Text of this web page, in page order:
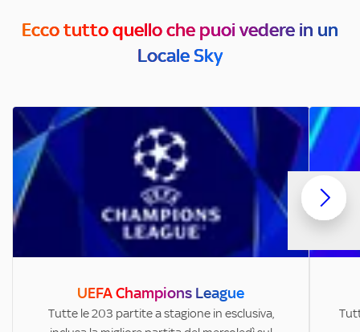
Ecco tutto quello che puoi vedere in un
Locale Sky
UEFA Champions League
Tutte le 203 partite a stagione in esclusiva,